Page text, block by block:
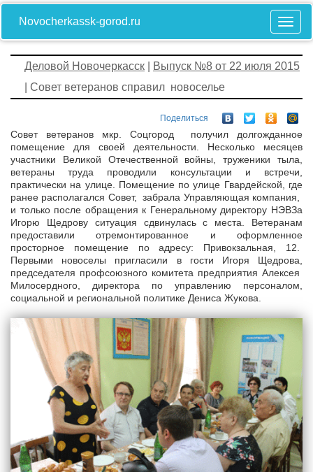
Novocherkassk-gorod.ru
Деловой Новочеркасск
Выпуск №8 от 22 июля 2015
| Совет ветеранов справил новоселье
Поделиться
Совет ветеранов мкр. Соцгород получил долгожданное
помещение для своей деятельности. Несколько месяцев
участники Великой Отечественной войны, труженики тыла,
ветераны труда проводили консультации и встречи,
практически на улице. Помещение по улице Гвардейской, где
ранее располагался Совет, забрала Управляющая компания,
и только после обращения к Генеральному директору НЭВЗа
Игорю Щедрову ситуация сдвинулась с места. Ветеранам
предоставили отремонтированное и оформленное
просторное помещение по адресу: Привокзальная, 12.
Первыми новоселы пригласили в гости Игоря Щедрова,
председателя профсоюзного комитета предприятия Алексея
Милосердного, директора по управлению персоналом,
социальной и региональной политике Дениса Жукова.